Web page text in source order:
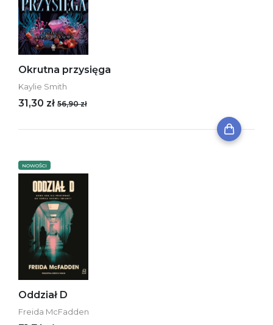
Okrutna przysięga
Kaylie Smith
31,30 zł 56,90 zł
NOWOŚCI
Oddział D
Freida McFadden